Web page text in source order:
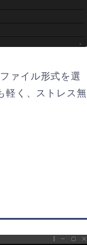
ァイル形式を選
軽く、ストレス無